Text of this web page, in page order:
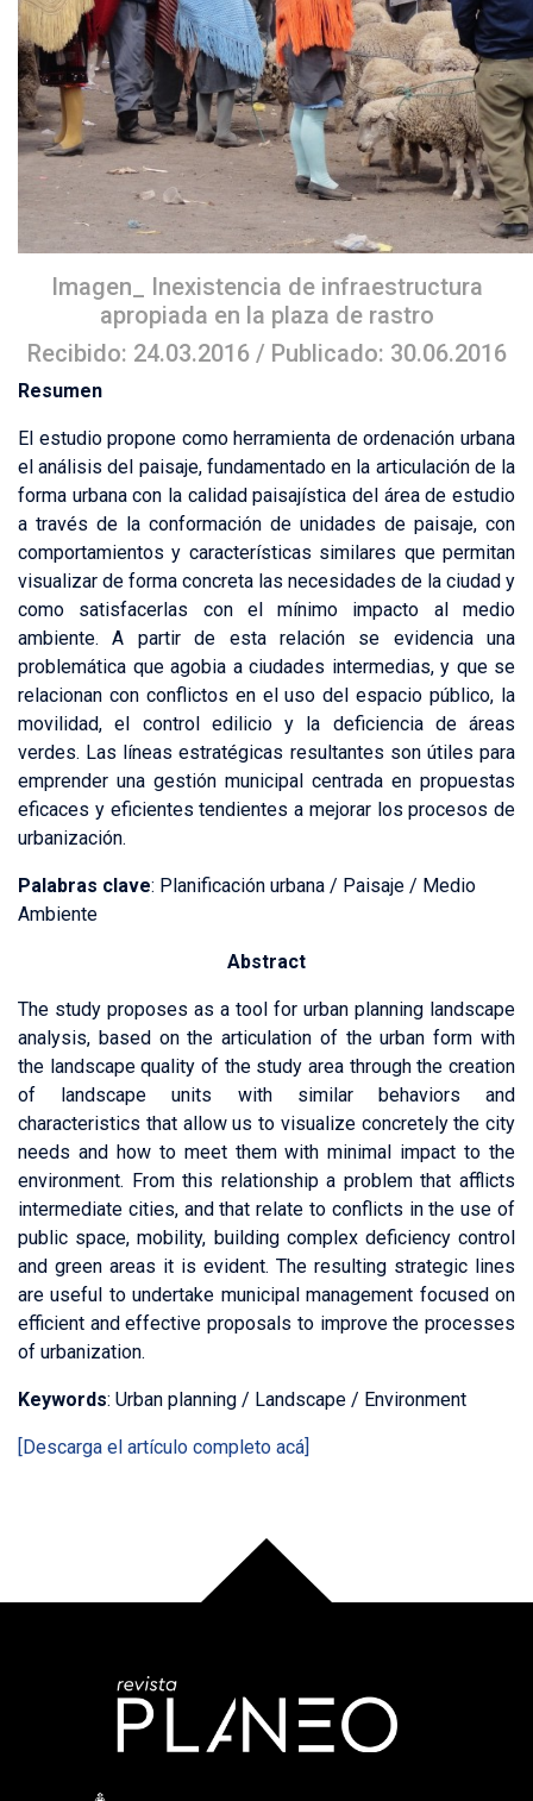
Imagen_ Inexistencia de infraestructura
apropiada en la plaza de rastro
Recibido: 24.03.2016 / Publicado: 30.06.2016
Resumen
El estudio propone como herramienta de ordenación urbana
el análisis del paisaje, fundamentado en la articulación de la
forma urbana con la calidad paisajística del área de estudio
a través de la conformación de unidades de paisaje, con
comportamientos y características similares que permitan
visualizar de forma concreta las necesidades de la ciudad y
como satisfacerlas con el mínimo impacto al medio
ambiente. A partir de esta relación se evidencia una
problemática que agobia a ciudades intermedias, y que se
relacionan con conflictos en el uso del espacio público, la
movilidad, el control edilicio y la deficiencia de áreas
verdes. Las líneas estratégicas resultantes son útiles para
emprender una gestión municipal centrada en propuestas
eficaces y eficientes tendientes a mejorar los procesos de
urbanización.
Palabras clave: Planificación urbana / Paisaje / Medio
Ambiente
Abstract
The study proposes as a tool for urban planning landscape
analysis, based on the articulation of the urban form with
the landscape quality of the study area through the creation
of landscape units with similar behaviors and
characteristics that allow us to visualize concretely the city
needs and how to meet them with minimal impact to the
environment. From this relationship a problem that afflicts
intermediate cities, and that relate to conflicts in the use of
public space, mobility, building complex deficiency control
and green areas it is evident. The resulting strategic lines
are useful to undertake municipal management focused on
efficient and effective proposals to improve the processes
of urbanization.
Keywords: Urban planning / Landscape / Environment
[Descarga el artículo completo acá]